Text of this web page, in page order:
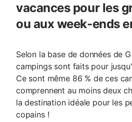
vacances pour les
ou aux week-ends
Selon la base de données de
campings sont faits pour
Ce sont même 86 % de ces
comprennent au moins deux
la destination idéale pour les
copains !